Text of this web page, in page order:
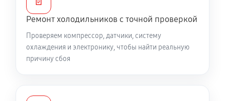
Ремонт холодильников с точной проверкой
Проверяем компрессор, датчики, систему
охлаждения и электронику, чтобы найти реальную
причину сбоя